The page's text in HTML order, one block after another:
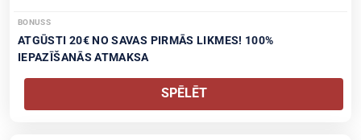
BONUSS
ATGŪSTI 20€ NO SAVAS PIRMĀS LIKMES! 100%
IEPAZĪŠANĀS ATMAKSA
SPĒLĒT